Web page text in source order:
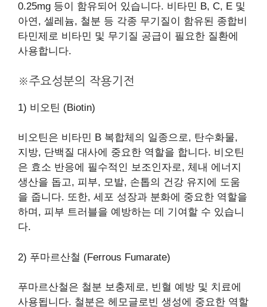
0.25mg 등이 함유되어 있습니다. 비타민 B, C, E 및
아연, 셀레늄, 철분 등 각종 무기질이 함유된 종합비
타민제로 비타민 및 무기질 공급이 필요한 질환에
사용합니다.
※주요성분의 작용기전
1) 비오틴 (Biotin)
비오틴은 비타민 B 복합체의 일종으로, 탄수화물,
지방, 단백질 대사에 중요한 역할을 합니다. 비오틴
은 효소 반응에 필수적인 보조인자로, 체내 에너지
생산을 돕고, 피부, 모발, 손톱의 건강 유지에 도움
을 줍니다. 또한, 세포 성장과 분화에 중요한 역할을
하며, 피부 트러블을 예방하는 데 기여할 수 있습니
다.
2) 푸마르산철 (Ferrous Fumarate)
푸마르산철은 철분 보충제로, 빈혈 예방 및 치료에
사용됩니다. 철분은 헤모글로빈 생성에 중요한 역할